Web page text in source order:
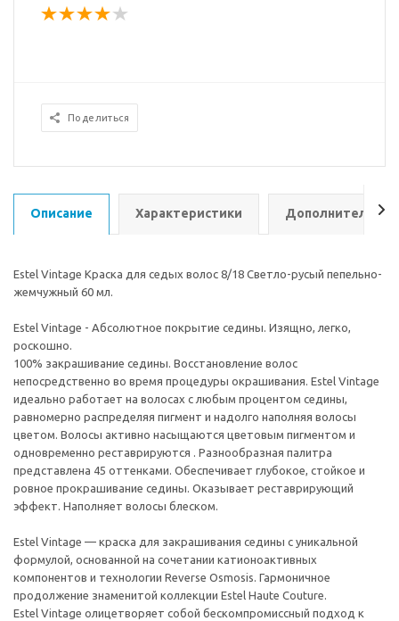
Поделиться
Описание Характеристики Дополнительно
Estel Vintage Краска для седых волос 8/18 Светло-русый пепельно-
жемчужный 60 мл.
Estel Vintage - Абсолютное покрытие седины. Изящно, легко,
роскошно.
100% закрашивание седины. Восстановление волос
непосредственно во время процедуры окрашивания. Estel Vintage
идеально работает на волосах с любым процентом седины,
равномерно распределяя пигмент и надолго наполняя волосы
цветом. Волосы активно насыщаются цветовым пигментом и
одновременно реставрируются . Разнообразная палитра
представлена 45 оттенками. Обеспечивает глубокое, стойкое и
ровное прокрашивание седины. Оказывает реставрирующий
эффект. Наполняет волосы блеском.
Estel Vintage — краска для закрашивания седины с уникальной
формулой, основанной на сочетании катионоактивных
компонентов и технологии Reverse Osmosis. Гармоничное
продолжение знаменитой коллекции Estel Haute Couture.
Estel Vintage олицетворяет собой бескомпромиссный подход к